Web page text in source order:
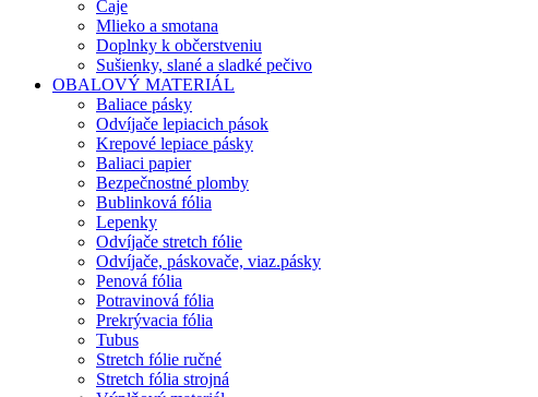
Čaje
Mlieko a smotana
Doplnky k občerstveniu
Sušienky, slané a sladké pečivo
OBALOVÝ MATERIÁL
Baliace pásky
Odvíjače lepiacich pások
Krepové lepiace pásky
Baliaci papier
Bezpečnostné plomby
Bublinková fólia
Lepenky
Odvíjače stretch fólie
Odvíjače, páskovače, viaz.pásky
Penová fólia
Potravinová fólia
Prekrývacia fólia
Tubus
Stretch fólie ručné
Stretch fólia strojná